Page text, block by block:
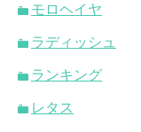
モロヘイヤ
ラディッシュ
ランキング
レタス